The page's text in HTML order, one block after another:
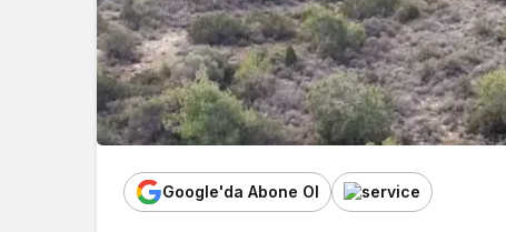
Google'da Abone Ol